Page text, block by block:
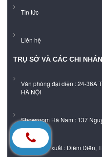
Tin tức
Liên hệ
TRỤ SỞ VÀ CÁC CHI
Văn phòng đại diện : 24-36A
HÀ NỘI
Showroom Hà Nam : 137
Xưởng sản xuất : Diêm Điền,